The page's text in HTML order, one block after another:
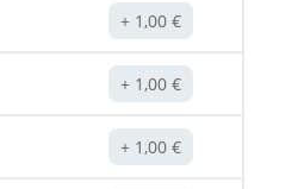
1,00€
1,00€
1,00€